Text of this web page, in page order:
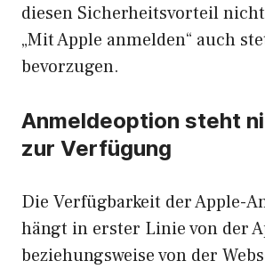
diesen Sicherheitsvorteil
„Mit Apple anmelden“ auch
bevorzugen.
Anmeldeoption steht
zur Verfügung
Die Verfügbarkeit der Apple-
hängt in erster Linie von der
beziehungsweise von der